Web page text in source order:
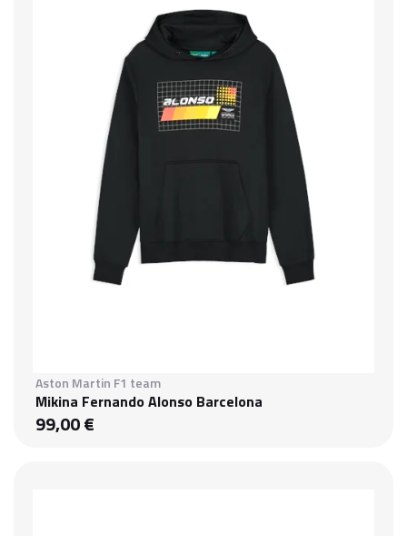
Aston Martin F1 team
Mikina Fernando Alonso Barcelona
99,00 €